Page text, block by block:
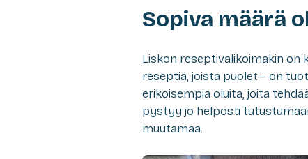
Sopiva määrä
Liskon reseptivalikoimakin on
reseptiä, joista puolet— on
erikoisempia oluita, joita
pystyy jo helposti
muutamaa.